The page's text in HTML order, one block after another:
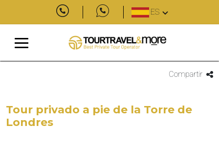
ES
Compartir
Tour privado a pie de la Torre de
Londres